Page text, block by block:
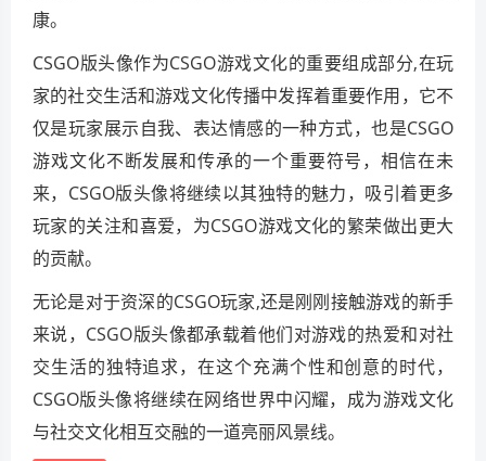
康。
CSGO版头像作为CSGO游戏文化的重要组成部分,在玩
家的社交生活和游戏文化传播中发挥着重要作用，它不
仅是玩家展示自我、表达情感的一种方式，也是CSGO
游戏文化不断发展和传承的一个重要符号，相信在未
来，CSGO版头像将继续以其独特的魅力，吸引着更多
玩家的关注和喜爱，为CSGO游戏文化的繁荣做出更大
的贡献。
无论是对于资深的CSGO玩家,还是刚刚接触游戏的新手
来说，CSGO版头像都承载着他们对游戏的热爱和对社
交生活的独特追求，在这个充满个性和创意的时代，
CSGO版头像将继续在网络世界中闪耀，成为游戏文化
与社交文化相互交融的一道亮丽风景线。